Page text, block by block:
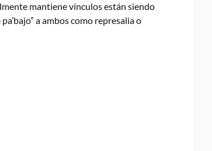
mantiene vínculos están siendo
a ambos como represalia o